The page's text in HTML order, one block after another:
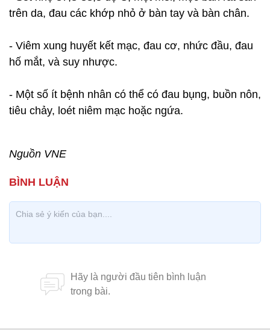
trên da, đau các khớp nhỏ ở bàn tay và bàn chân.
- Viêm xung huyết kết mạc, đau cơ, nhức đầu, đau
hố mắt, và suy nhược.
- Một số ít bệnh nhân có thể có đau bụng, buồn nôn,
tiêu chảy, loét niêm mạc hoặc ngứa.
Nguồn VNE